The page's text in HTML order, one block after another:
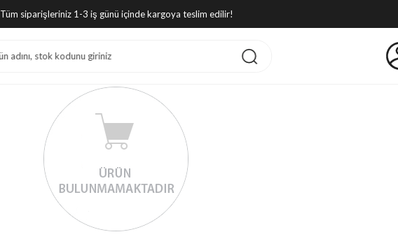
Tüm siparişleriniz 1-3 iş günü içinde kargoya teslim edilir!